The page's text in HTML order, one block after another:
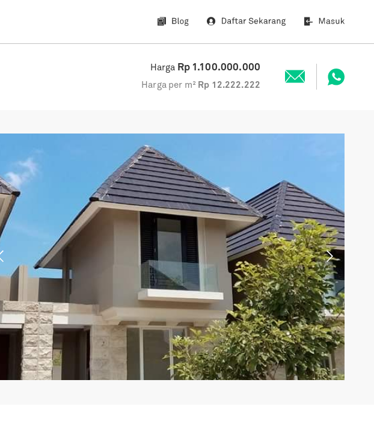
Harga Rp 1.100.000.000
Harga per m² Rp 12.222.222